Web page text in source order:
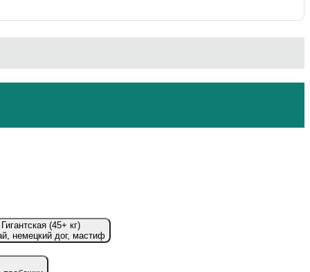
Гигантская (45+ кг)
немецкий дог, мастиф